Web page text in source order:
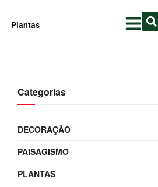
Plantas
Categorias
DECORAÇÃO
PAISAGISMO
PLANTAS